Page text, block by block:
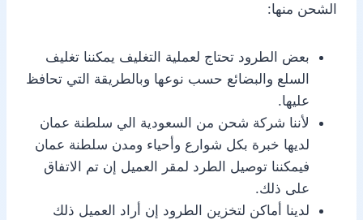
الشحن منها:
بعض الطرود تحتاج لعملية التغليف يمكننا تغليف
السلع والبضائع حسب نوعها وبالطريقة التي تحافظ
عليها.
لأننا شركة شحن من السعودية الي سلطنة عمان
لديها خبرة بكل شوارع وأحياء ومدن سلطنة عمان
فيمكننا توصيل الطرد لمقر العميل إن تم الاتفاق
على ذلك.
لدينا أماكن لتخزين الطرود إن أراد العميل ذلك